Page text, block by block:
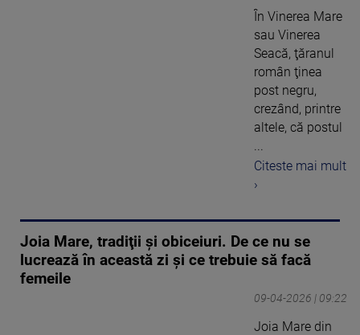
În Vinerea Mare
sau Vinerea
Seacă, ţăranul
român ţinea
post negru,
crezând, printre
altele, că postul
...
Citeste mai mult
›
Joia Mare, tradiţii şi obiceiuri. De ce nu se
lucrează în această zi și ce trebuie să facă
femeile
09-04-2026 | 09:22
Joia Mare din